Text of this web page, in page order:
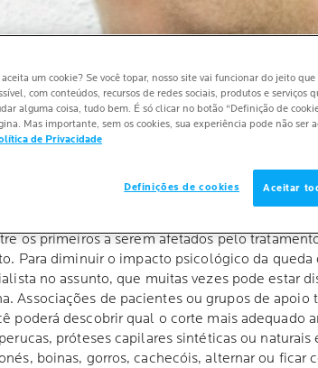
os primeiros a serem afetados pelo
Para diminuir o impacto psicológico da
no assunto, que muitas vezes pode estar
Associações de pacientes ou grupos de
poderá descobrir qual o corte mais adequado
próteses capilares sintéticas ou
boinas, gorros, cachecóis, alternar ou ficar
aceita um cookie? Se você topar, nosso site vai funcionar do jeito
com conteúdos, recursos de redes sociais, produtos e serviços
alguma coisa, tudo bem. É só clicar no botão “Definição de
Mas importante, sem os cookies, sua experiência pode não ser
de Privacidade
Definições de cookies Aceitar